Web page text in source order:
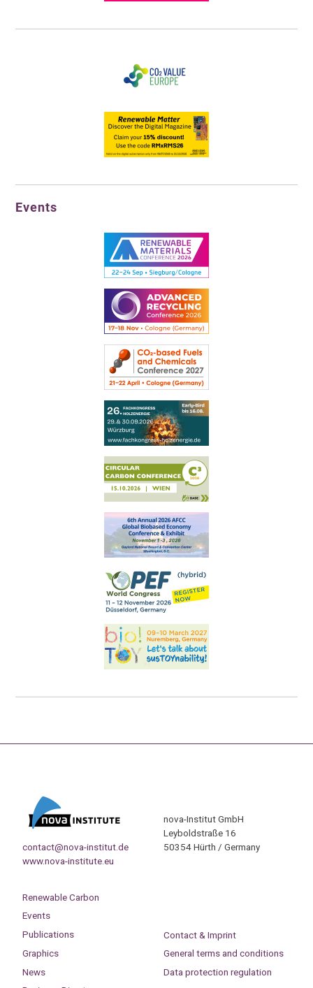
Events
contact@nova-institut.de
www.nova-institute.eu
nova-Institut GmbH
Leyboldstraße 16
50354 Hürth / Germany
Renewable Carbon
Events
Publications
Graphics
News
Contact & Imprint
General terms and conditions
Data protection regulation